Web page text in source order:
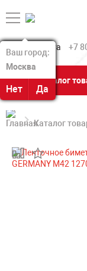
Ваш город:
Москва
Нет Да
Ваш город:
Москва
Нет Да
+7
Каталог
Каталог